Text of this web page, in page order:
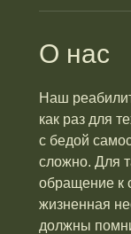
О нас
Наш
как раз для
с бедой
сложно. Для
обращение к
жизненная
должны